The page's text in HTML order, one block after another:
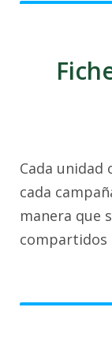
Cada
cada
manera que
compartidos